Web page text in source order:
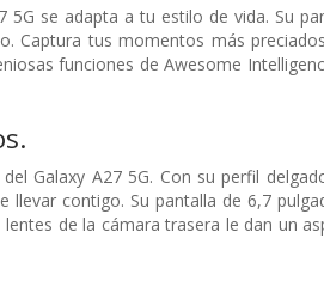
5G se adapta a tu estilo de vida. Su
tus momentos más
funciones de Awesome
Galaxy A27 5G. Con su perfil
contigo. Su pantalla de 6,7
de la cámara trasera le dan un